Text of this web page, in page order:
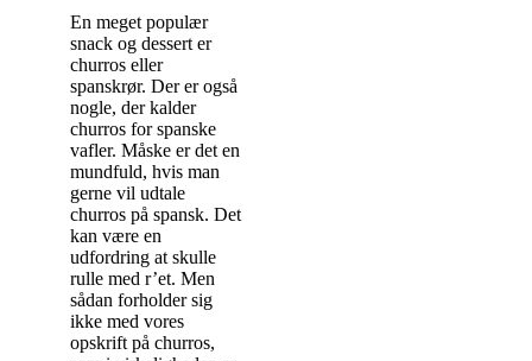
En meget populær
snack og dessert er
churros eller
spanskrør. Der er også
nogle, der kalder
churros for spanske
vafler. Måske er det en
mundfuld, hvis man
gerne vil udtale
churros på spansk. Det
kan være en
udfordring at skulle
rulle med r’et. Men
sådan forholder sig
ikke med vores
opskrift på churros,